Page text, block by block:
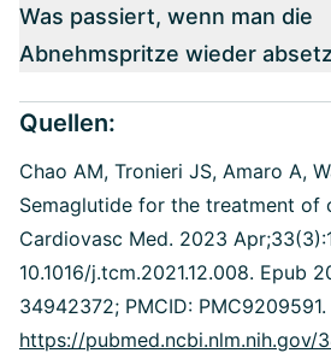
Was passiert, wenn man die
Abnehmspritze wieder
Quellen:
Chao AM, Tronieri JS, Amaro A,
Semaglutide for the treatment of
Cardiovasc Med. 2023
10.1016/j.tcm.2021.12.008. Epub
34942372; PMCID: PMC9209591.
https://pubmed.ncbi.nlm.nih.gov/